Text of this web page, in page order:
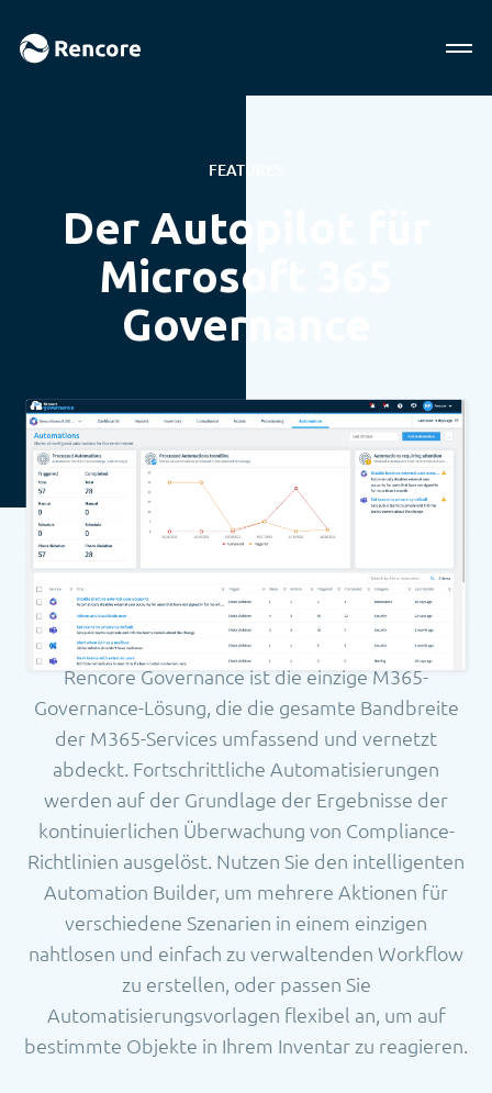
FEATURES
Der Autopilot für
Microsoft 365
Governance
Rencore Governance ist die einzige M365-
Governance-Lösung, die die gesamte Bandbreite
der M365-Services umfassend und vernetzt
abdeckt. Fortschrittliche Automatisierungen
werden auf der Grundlage der Ergebnisse der
kontinuierlichen Überwachung von Compliance-
Richtlinien ausgelöst. Nutzen Sie den intelligenten
Automation Builder, um mehrere Aktionen für
verschiedene Szenarien in einem einzigen
nahtlosen und einfach zu verwaltenden Workflow
zu erstellen, oder passen Sie
Automatisierungsvorlagen flexibel an, um auf
bestimmte Objekte in Ihrem Inventar zu reagieren.